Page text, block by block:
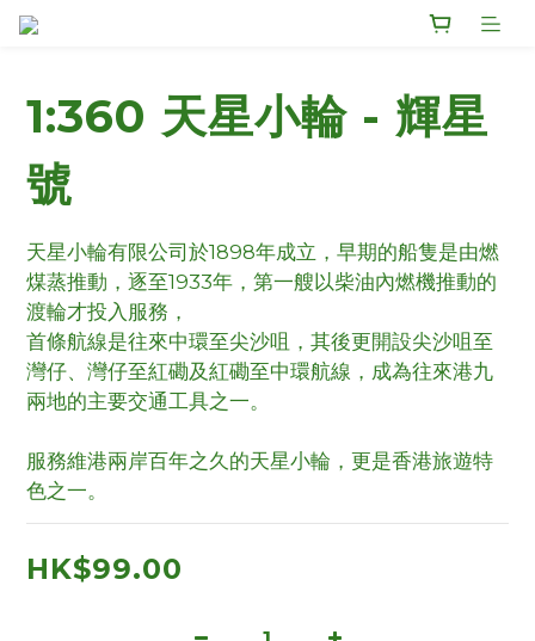
1:360 天星小輪 - 輝星
號
天星小輪有限公司於1898年成立，早期的船隻是由燃
煤蒸推動，逐至1933年，第一艘以柴油內燃機推動的
首條航線是往來中環至尖沙咀，其後更開設尖沙咀至
灣仔、灣仔至紅磡及紅磡至中環航線，成為往來港九
兩地的主要交通工具之一。
服務維港兩岸百年之久的天星小輪，更是香港旅遊特
色之一。
HK$99.00